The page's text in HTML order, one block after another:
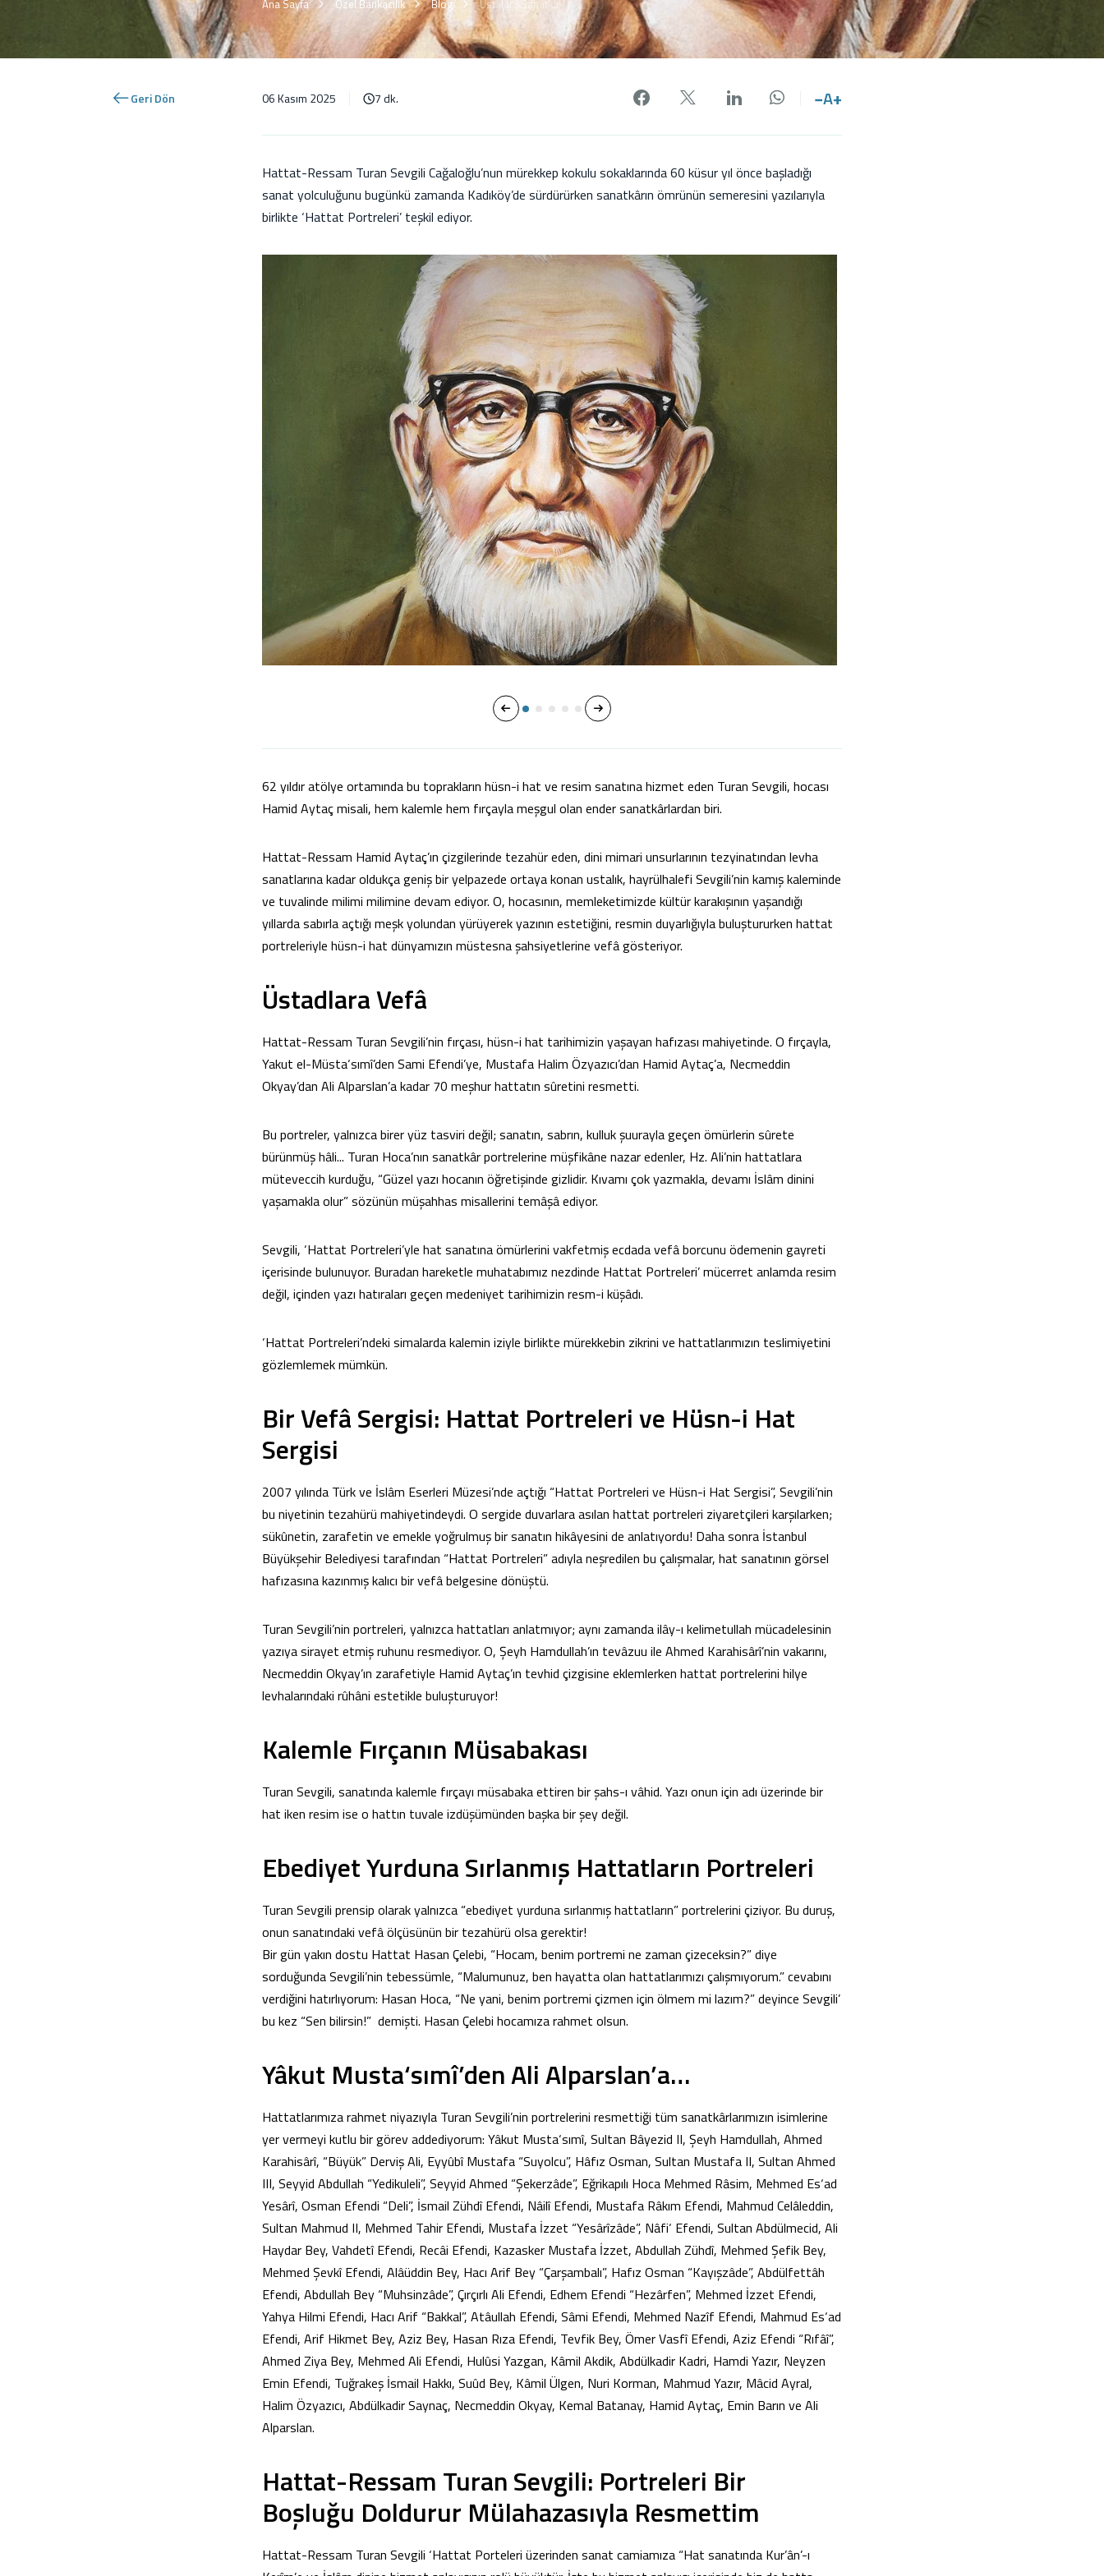
Ana Sayfa Özel Bankacılık Blog Ustalar&Sanatkarlar
Geri Dön 06 Kasım 2025 7 dk. Facebook'da paylaş
X'de paylaşLinkedIn'de paylaş
Whatsapp'da paylaş
−A+
Hattat-Ressam Turan Sevgili Cağaloğlu’nun mürekkep kokulu sokaklarında 60 küsur yıl önce başladığı
sanat yolculuğunu bugünkü zamanda Kadıköy’de sürdürürken sanatkârın ömrünün semeresini yazılarıyla
birlikte ‘Hattat Portreleri’ teşkil ediyor.
62 yıldır atölye ortamında bu toprakların hüsn-i hat ve resim sanatına hizmet eden Turan Sevgili, hocası
Hamid Aytaç misali, hem kalemle hem fırçayla meşgul olan ender sanatkârlardan biri.
Hattat-Ressam Hamid Aytaç’ın çizgilerinde tezahür eden, dini mimari unsurlarının tezyinatından levha
sanatlarına kadar oldukça geniş bir yelpazede ortaya konan ustalık, hayrülhalefi Sevgili’nin kamış kaleminde
ve tuvalinde milimi milimine devam ediyor. O, hocasının, memleketimizde kültür karakışının yaşandığı
yıllarda sabırla açtığı meşk yolundan yürüyerek yazının estetiğini, resmin duyarlığıyla buluştururken hattat
portreleriyle hüsn-i hat dünyamızın müstesna şahsiyetlerine vefâ gösteriyor.
Üstadlara Vefâ
Hattat-Ressam Turan Sevgili’nin fırçası, hüsn-i hat tarihimizin yaşayan hafızası mahiyetinde. O fırçayla,
Yakut el-Müsta‘sımî’den Sami Efendi’ye, Mustafa Halim Özyazıcı’dan Hamid Aytaç’a, Necmeddin
Okyay’dan Ali Alparslan’a kadar 70 meşhur hattatın sûretini resmetti.
Bu portreler, yalnızca birer yüz tasviri değil; sanatın, sabrın, kulluk şuurayla geçen ömürlerin sûrete
bürünmüş hâli... Turan Hoca’nın sanatkâr portrelerine müşfikâne nazar edenler, Hz. Ali’nin hattatlara
müteveccih kurduğu, “Güzel yazı hocanın öğretişinde gizlidir. Kıvamı çok yazmakla, devamı İslâm dinini
yaşamakla olur” sözünün müşahhas misallerini temâşâ ediyor.
Sevgili, ‘Hattat Portreleri’yle hat sanatına ömürlerini vakfetmiş ecdada vefâ borcunu ödemenin gayreti
içerisinde bulunuyor. Buradan hareketle muhatabımız nezdinde Hattat Portreleri’ mücerret anlamda resim
değil, içinden yazı hatıraları geçen medeniyet tarihimizin resm-i küşâdı.
‘Hattat Portreleri’ndeki simalarda kalemin iziyle birlikte mürekkebin zikrini ve hattatlarımızın teslimiyetini
gözlemlemek mümkün.
Bir Vefâ Sergisi: Hattat Portreleri ve Hüsn-i Hat
Sergisi
2007 yılında Türk ve İslâm Eserleri Müzesi’nde açtığı “Hattat Portreleri ve Hüsn-i Hat Sergisi”, Sevgili’nin
bu niyetinin tezahürü mahiyetindeydi. O sergide duvarlara asılan hattat portreleri ziyaretçileri karşılarken;
sükûnetin, zarafetin ve emekle yoğrulmuş bir sanatın hikâyesini de anlatıyordu! Daha sonra İstanbul
Büyükşehir Belediyesi tarafından “Hattat Portreleri” adıyla neşredilen bu çalışmalar, hat sanatının görsel
hafızasına kazınmış kalıcı bir vefâ belgesine dönüştü.
Turan Sevgili’nin portreleri, yalnızca hattatları anlatmıyor; aynı zamanda ilây-ı kelimetullah mücadelesinin
yazıya sirayet etmiş ruhunu resmediyor. O, Şeyh Hamdullah’ın tevâzuu ile Ahmed Karahisârî’nin vakarını,
Necmeddin Okyay’ın zarafetiyle Hamid Aytaç’ın tevhid çizgisine eklemlerken hattat portrelerini hilye
levhalarındaki rûhâni estetikle buluşturuyor!
Kalemle Fırçanın Müsabakası
Turan Sevgili, sanatında kalemle fırçayı müsabaka ettiren bir şahs-ı vâhid. Yazı onun için adı üzerinde bir
hat iken resim ise o hattın tuvale izdüşümünden başka bir şey değil.
Ebediyet Yurduna Sırlanmış Hattatların Portreleri
Turan Sevgili prensip olarak yalnızca “ebediyet yurduna sırlanmış hattatların” portrelerini çiziyor. Bu duruş,
onun sanatındaki vefâ ölçüsünün bir tezahürü olsa gerektir!
Bir gün yakın dostu Hattat Hasan Çelebi, “Hocam, benim portremi ne zaman çizeceksin?” diye
sorduğunda Sevgili’nin tebessümle, “Malumunuz, ben hayatta olan hattatlarımızı çalışmıyorum.” cevabını
verdiğini hatırlıyorum: Hasan Hoca, “Ne yani, benim portremi çizmen için ölmem mi lazım?” deyince Sevgili’
bu kez “Sen bilirsin!” demişti. Hasan Çelebi hocamıza rahmet olsun.
Yâkut Musta‘sımî’den Ali Alparslan’a…
Hattatlarımıza rahmet niyazıyla Turan Sevgili’nin portrelerini resmettiği tüm sanatkârlarımızın isimlerine
yer vermeyi kutlu bir görev addediyorum: Yâkut Musta‘sımî, Sultan Bâyezid II, Şeyh Hamdullah, Ahmed
Karahisârî, “Büyük” Derviş Ali, Eyyûbî Mustafa “Suyolcu”, Hâfız Osman, Sultan Mustafa II, Sultan Ahmed
III, Seyyid Abdullah “Yedikuleli”, Seyyid Ahmed “Şekerzâde”, Eğrikapılı Hoca Mehmed Râsim, Mehmed Es‘ad
Yesârî, Osman Efendi “Deli”, İsmail Zühdî Efendi, Nâilî Efendi, Mustafa Râkım Efendi, Mahmud Celâleddin,
Sultan Mahmud II, Mehmed Tahir Efendi, Mustafa İzzet “Yesârîzâde”, Nâfi‘ Efendi, Sultan Abdülmecid, Ali
Haydar Bey, Vahdetî Efendi, Recâi Efendi, Kazasker Mustafa İzzet, Abdullah Zühdî, Mehmed Şefik Bey,
Mehmed Şevkî Efendi, Alâüddin Bey, Hacı Arif Bey “Çarşambalı”, Hafız Osman “Kayışzâde”, Abdülfettâh
Efendi, Abdullah Bey “Muhsinzâde”, Çırçırlı Ali Efendi, Edhem Efendi “Hezârfen”, Mehmed İzzet Efendi,
Yahya Hilmi Efendi, Hacı Arif “Bakkal”, Atâullah Efendi, Sâmi Efendi, Mehmed Nazîf Efendi, Mahmud Es‘ad
Efendi, Arif Hikmet Bey, Aziz Bey, Hasan Rıza Efendi, Tevfik Bey, Ömer Vasfî Efendi, Aziz Efendi “Rıfâî”,
Ahmed Ziya Bey, Mehmed Ali Efendi, Hulûsi Yazgan, Kâmil Akdik, Abdülkadir Kadri, Hamdi Yazır, Neyzen
Emin Efendi, Tuğrakeş İsmail Hakkı, Suûd Bey, Kâmil Ülgen, Nuri Korman, Mahmud Yazır, Mâcid Ayral,
Halim Özyazıcı, Abdülkadir Saynaç, Necmeddin Okyay, Kemal Batanay, Hamid Aytaç, Emin Barın ve Ali
Alparslan.
Hattat-Ressam Turan Sevgili: Portreleri Bir
Boşluğu Doldurur Mülahazasıyla Resmettim
Hattat-Ressam Turan Sevgili ‘Hattat Porteleri üzerinden sanat camiamıza “Hat sanatında Kur’ân’-ı